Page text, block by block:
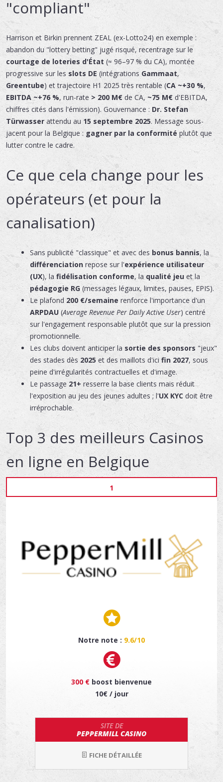
"compliant"
Harrison et Birkin prennent ZEAL (ex-Lotto24) en exemple :
abandon du "lottery betting" jugé risqué, recentrage sur le
courtage de loteries d'État (≈ 96–97 % du CA), montée
progressive sur les slots DE (intégrations Gammaat,
Greentube) et trajectoire H1 2025 très rentable (CA ~+30 %,
EBITDA ~+76 %, run-rate > 200 M€ de CA,~75 M€ d'EBITDA,
chiffres cités dans l'émission). Gouvernance : Dr. Stefan
Türwasser attendu au 15 septembre 2025. Message sous-
jacent pour la Belgique : gagner par la conformité plutôt que
lutter contre le cadre.
Ce que cela change pour les
opérateurs (et pour la
canalisation)
Sans publicité "classique" et avec des bonus bannis, la
différenciationrepose sur l'expérience utilisateur
(UX), la fidélisation conforme, la qualité jeuet la
pédagogie RG(messages légaux, limites, pauses, EPIS).
Le plafond 200 €/semaine renforce l'importance d'un
ARPDAU(Average Revenue Per Daily Active User) centré
sur l'engagement responsable plutôt que sur la pression
promotionnelle.
Les clubs doivent anticiper la sortie des sponsors "jeux"
des stades dès 2025 et des maillots d'ici fin 2027, sous
peine d'irrégularités contractuelles et d'image.
Le passage 21+ resserre la base clients mais réduit
l'exposition au jeu des jeunes adultes ; l'UX KYCdoit être
irréprochable.
Top 3 des meilleurs Casinos
en ligne en Belgique
1
Notre note : 9.6/10
300 € boost bienvenue
10€ / jour
SITE DE
PEPPERMILL CASINO
FICHE DÉTAILLÉE